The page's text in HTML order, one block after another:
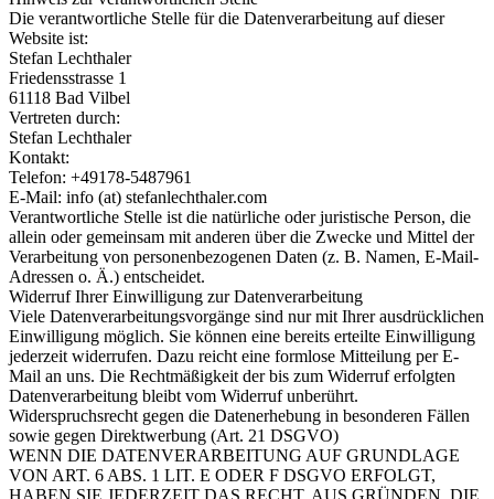
Die verantwortliche Stelle für die Datenverarbeitung auf dieser
Website ist:
Stefan Lechthaler
Friedensstrasse 1
61118 Bad Vilbel
Vertreten durch:
Stefan Lechthaler
Kontakt:
Telefon: +49178-5487961
E-Mail: info (at) stefanlechthaler.com
Verantwortliche Stelle ist die natürliche oder juristische Person, die
allein oder gemeinsam mit anderen über die Zwecke und Mittel der
Verarbeitung von personenbezogenen Daten (z. B. Namen, E-Mail-
Adressen o. Ä.) entscheidet.
Widerruf Ihrer Einwilligung zur Datenverarbeitung
Viele Datenverarbeitungsvorgänge sind nur mit Ihrer ausdrücklichen
Einwilligung möglich. Sie können eine bereits erteilte Einwilligung
jederzeit widerrufen. Dazu reicht eine formlose Mitteilung per E-
Mail an uns. Die Rechtmäßigkeit der bis zum Widerruf erfolgten
Datenverarbeitung bleibt vom Widerruf unberührt.
Widerspruchsrecht gegen die Datenerhebung in besonderen Fällen
sowie gegen Direktwerbung (Art. 21 DSGVO)
WENN DIE DATENVERARBEITUNG AUF GRUNDLAGE
VON ART. 6 ABS. 1 LIT. E ODER F DSGVO ERFOLGT,
HABEN SIE JEDERZEIT DAS RECHT, AUS GRÜNDEN, DIE